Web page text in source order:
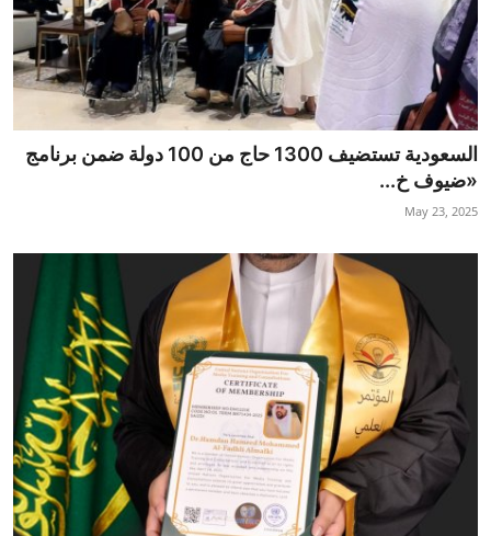
السعودية تستضيف 1300 حاج من 100 دولة ضمن برنامج
«ضيوف خ...
May 23, 2025